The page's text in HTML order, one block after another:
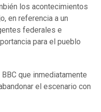
los acontecimientos
en referencia a un
federales e
para el pueblo
que inmediatamente
el escenario con